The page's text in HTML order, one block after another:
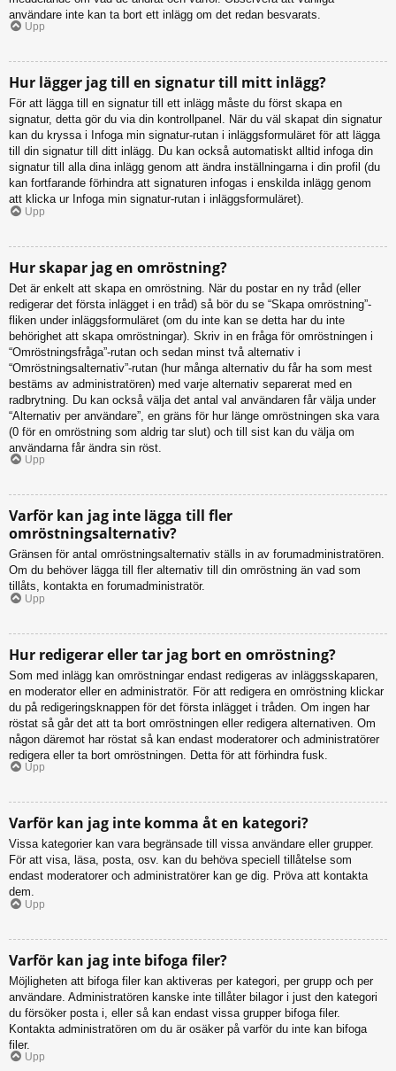
användare inte kan ta bort ett inlägg om det redan besvarats.
Upp
Hur lägger jag till en signatur till mitt inlägg?
För att lägga till en signatur till ett inlägg måste du först skapa en
signatur, detta gör du via din kontrollpanel. När du väl skapat din signatur
kan du kryssa i Infoga min signatur-rutan i inläggsformuläret för att lägga
till din signatur till ditt inlägg. Du kan också automatiskt alltid infoga din
signatur till alla dina inlägg genom att ändra inställningarna i din profil (du
kan fortfarande förhindra att signaturen infogas i enskilda inlägg genom
att klicka ur Infoga min signatur-rutan i inläggsformuläret).
Upp
Hur skapar jag en omröstning?
Det är enkelt att skapa en omröstning. När du postar en ny tråd (eller
redigerar det första inlägget i en tråd) så bör du se “Skapa omröstning”-
fliken under inläggsformuläret (om du inte kan se detta har du inte
behörighet att skapa omröstningar). Skriv in en fråga för omröstningen i
“Omröstningsfråga”-rutan och sedan minst två alternativ i
“Omröstningsalternativ”-rutan (hur många alternativ du får ha som mest
bestäms av administratören) med varje alternativ separerat med en
radbrytning. Du kan också välja det antal val användaren får välja under
“Alternativ per användare”, en gräns för hur länge omröstningen ska vara
(0 för en omröstning som aldrig tar slut) och till sist kan du välja om
användarna får ändra sin röst.
Upp
Varför kan jag inte lägga till fler
omröstningsalternativ?
Gränsen för antal omröstningsalternativ ställs in av forumadministratören.
Om du behöver lägga till fler alternativ till din omröstning än vad som
tillåts, kontakta en forumadministratör.
Upp
Hur redigerar eller tar jag bort en omröstning?
Som med inlägg kan omröstningar endast redigeras av inläggsskaparen,
en moderator eller en administratör. För att redigera en omröstning klickar
du på redigeringsknappen för det första inlägget i tråden. Om ingen har
röstat så går det att ta bort omröstningen eller redigera alternativen. Om
någon däremot har röstat så kan endast moderatorer och administratörer
redigera eller ta bort omröstningen. Detta för att förhindra fusk.
Upp
Varför kan jag inte komma åt en kategori?
Vissa kategorier kan vara begränsade till vissa användare eller grupper.
För att visa, läsa, posta, osv. kan du behöva speciell tillåtelse som
endast moderatorer och administratörer kan ge dig. Pröva att kontakta
dem.
Upp
Varför kan jag inte bifoga filer?
Möjligheten att bifoga filer kan aktiveras per kategori, per grupp och per
användare. Administratören kanske inte tillåter bilagor i just den kategori
du försöker posta i, eller så kan endast vissa grupper bifoga filer.
Kontakta administratören om du är osäker på varför du inte kan bifoga
filer.
Upp